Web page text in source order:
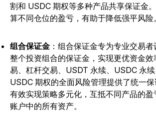
割和 USDC 期权等多种产品共享保证金
算不同仓位的盈亏，有助于降低强平风险
组合保证金 ：组合保证金专为专业交易
整个投资组合的保证金，实现更优资金
易、杠杆交易、USDT 永续、USDC 永
USDC 期权的全面风险管理提供了统一
有效实现策略多元化，互抵不同产品的
账户中的所有资产。